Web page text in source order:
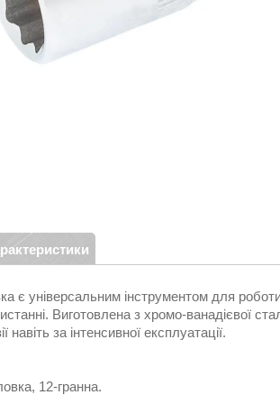
є універсальним інструментом для
Виготовлена з хромо-ванадієвої
навіть за інтенсивної експлуатації.
12-гранна.